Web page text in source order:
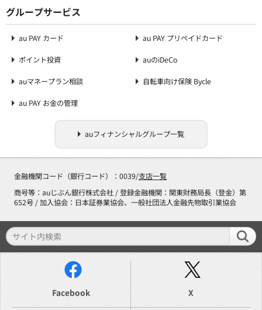
グループサービス
au PAY カード au PAY プリペイドカード
ポイント投資 auのiDeCo
auマネープラン相談 自転車向け保険 Bycle
au PAY お金の管理
auフィナンシャルグループ一覧
金融機関コード（銀行コード）：0039/支店一覧
商号等：auじぶん銀行株式会社 / 登録金融機関：関東財務局長（登金）第
652号 / 加入協会：日本証券業協会、一般社団法人金融先物取引業協会
Facebook X